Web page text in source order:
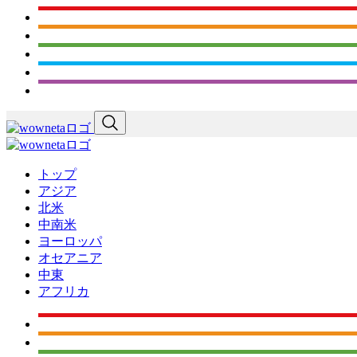
トップ
アジア
北米
中南米
ヨーロッパ
オセアニア
中東
アフリカ